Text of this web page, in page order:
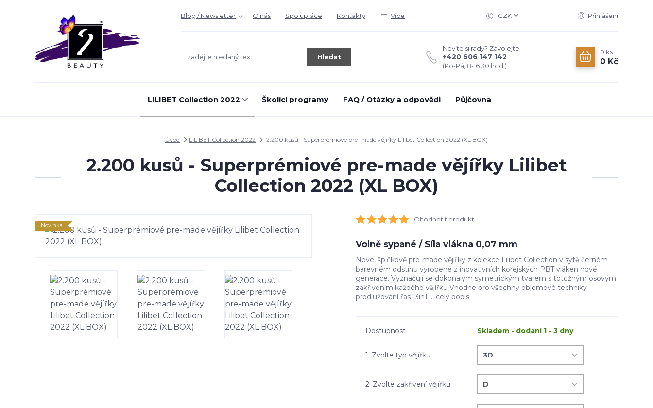
Blog / Newsletter O nás Spolupráce Kontakty Více CZK Přihlášení
Hledat
Nevíte si rady? Zavolejte.
+420 606 147 142
(Po-Pá, 8-16.30 hod.)
0 ks
0 Kč
LILIBET Collection 2022 Školící programy FAQ / Otázky a odpovědi Půjčovna
Úvod LILIBET Collection 2022 2.200 kusů - Superprémiové pre-made vějířky Lilibet Collection 2022 (XL BOX)
2.200 kusů - Superprémiové pre-made vějířky Lilibet
Collection 2022 (XL BOX)
Novinka
Ohodnotit produkt
Volně sypané / Síla vlákna 0,07 mm
Nové, špičkově pre-made vějířky z kolekce Lilibet Collection v sytě černém
barevném odstínu vyrobené z inovativních korejských PBT vláken nové
generace. Vyznačují se dokonalým symetrickým tvarem s totožným osovým
zakřivením každého vějířku Vhodné pro všechny objemové techniky
prodlužování řas "3in1 ... celý popis
Dostupnost Skladem - dodání 1 - 3 dny
1. Zvolte typ vějířku
2. Zvolte zakřivení vějířku